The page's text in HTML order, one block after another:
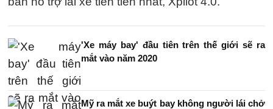
'Xe máy bay' đầu tiên trên thế giới sẽ ra
mắt vào năm 2020
Mỹ ra mắt xe buýt bay không người lái chở